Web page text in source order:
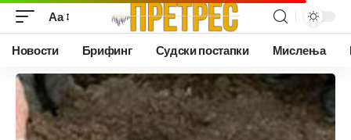
Аа
Новости Брифинг Судски постапки Мислења